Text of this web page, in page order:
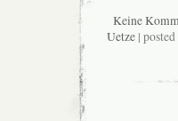
Keine
Uetze |